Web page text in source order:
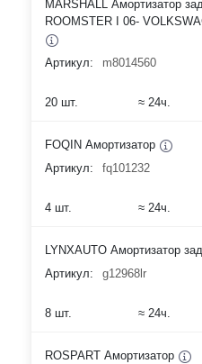
MARSHALL Амортизатор
ROOMSTER I 06-
Артикул: m8014560
20 шт. ≈ 24ч.
FOQIN Амортизатор
Артикул:
fq101232
4 шт. ≈ 24ч.
LYNXAUTO Амортизатор
Артикул:
g12968lr
8 шт. ≈ 24ч.
ROSPART Амортизатор